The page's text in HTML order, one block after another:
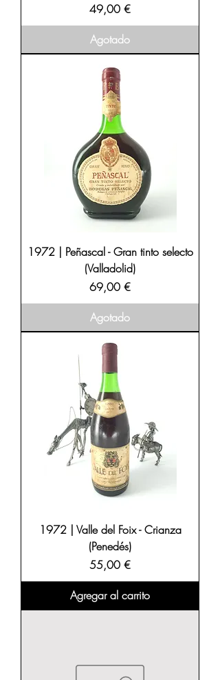
Precio
49,00 €
Agotado
1972 | Peñascal - Gran tinto selecto
(Valladolid)
Precio
69,00 €
Agotado
1972 | Valle del Foix - Crianza
(Penedés)
Precio
55,00 €
Agregar al carrito